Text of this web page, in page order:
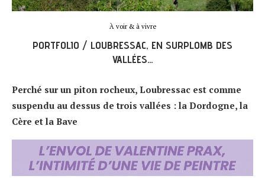
À voir & à vivre
PORTFOLIO / LOUBRESSAC, EN SURPLOMB DES
VALLÉES…
Perché sur un piton rocheux, Loubressac est comme
suspendu au dessus de trois vallées : la Dordogne, la
Cère et la Bave